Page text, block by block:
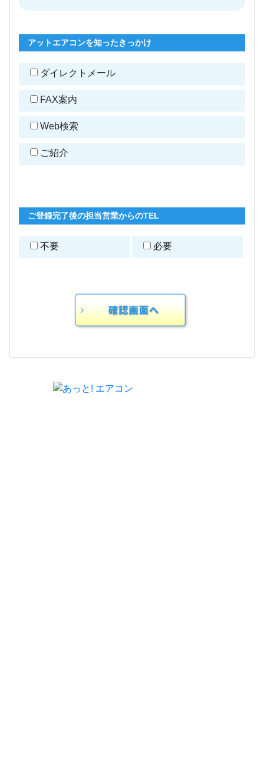
アットエアコンを知ったきっかけ
ダイレクトメール
FAX案内
Web検索
ご紹介
ご登録完了後の担当営業からのTEL
不要 必要